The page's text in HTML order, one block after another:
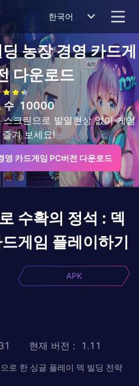
한국어
농장 경영 카드게
다운로드
수 10000
크린으로 발열현상 없이 게임
겨 보세요!
영 카드게임 PC버전 다운로드
수확의 정석 : 덱
게임 플레이하기
APK
현재 버전 : 1.11
로 한 싱글 플레이 덱 빌딩 전략